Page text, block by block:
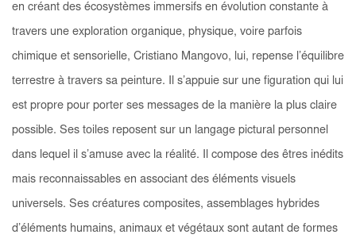
en créant des écosystèmes immersifs en évolution constante à
travers une exploration organique, physique, voire parfois
chimique et sensorielle, Cristiano Mangovo, lui, repense l’équilibre
terrestre à travers sa peinture. Il s’appuie sur une figuration qui lui
est propre pour porter ses messages de la manière la plus claire
possible. Ses toiles reposent sur un langage pictural personnel
dans lequel il s’amuse avec la réalité. Il compose des êtres inédits
mais reconnaissables en associant des éléments visuels
universels. Ses créatures composites, assemblages hybrides
d’éléments humains, animaux et végétaux sont autant de formes